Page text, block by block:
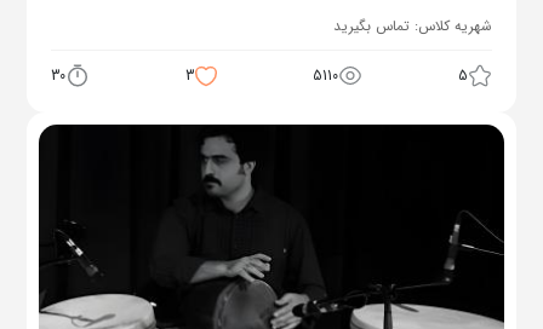
شهریه کلاس: تماس بگیرید
5
5110
3
30